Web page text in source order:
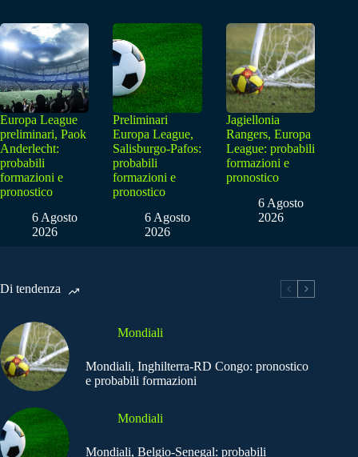
Europa League
preliminari, Paok
Anderlecht:
probabili
formazioni e
pronostico
6 Agosto
2026
Preliminari
Europa League,
Salisburgo-Pafos:
probabili
formazioni e
pronostico
6 Agosto
2026
Jagiellonia
Rangers, Europa
League: probabili
formazioni e
pronostico
6 Agosto
2026
Di tendenza
Mondiali
Mondiali, Inghilterra-RD Congo: pronostico
e probabili formazioni
Mondiali
Mondiali, Belgio-Senegal: probabili